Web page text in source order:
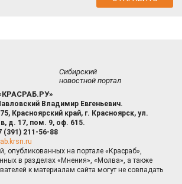
Сибирский
новостной портал
Владимир Евгеньевич.
Красноярский край, г. Красноярск, ул.
д. 17, пом. 9, оф. 615.
(391) 211-56-88
опубликованных на портале «Красраб»,
в разделах «Мнения», «Молва», а также
к материалам сайта могут не совпадать